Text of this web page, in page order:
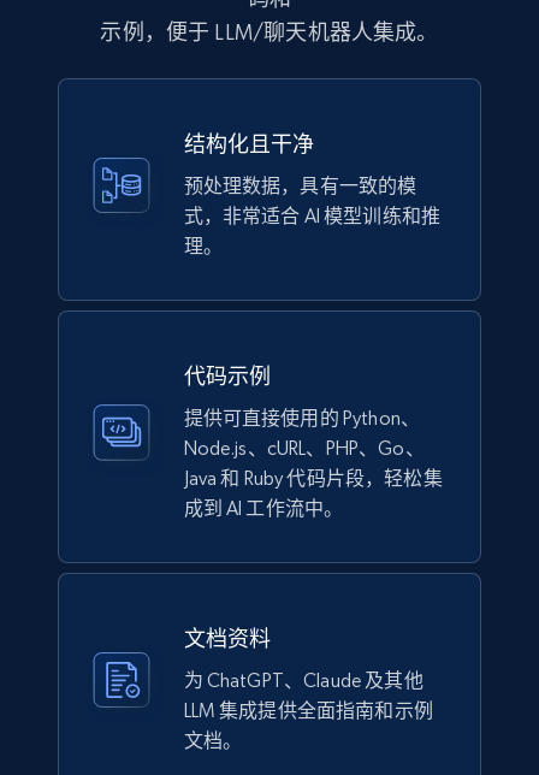
Currency, Discount, Initial price, and more.
eCommerce
149+
URL, Domain, Marketplace pn, Sku, Other pn,
eCommerce
162+
URL, Title, Rating, Reviews, Initial price, Final
price, Currency, Stock, and more.
示例，便于 LLM/聊天机器人集成。
结构化且干净
预处理数据，具有一致的模
式，非常适合 AI 模型训练和推
理。
代码示例
提供可直接使用的 Python、
Node.js、cURL、PHP、Go、
Java 和 Ruby 代码片段，轻松集
成到 AI 工作流中。
文档资料
为 ChatGPT、Claude 及其他
LLM 集成提供全面指南和示例
文档。